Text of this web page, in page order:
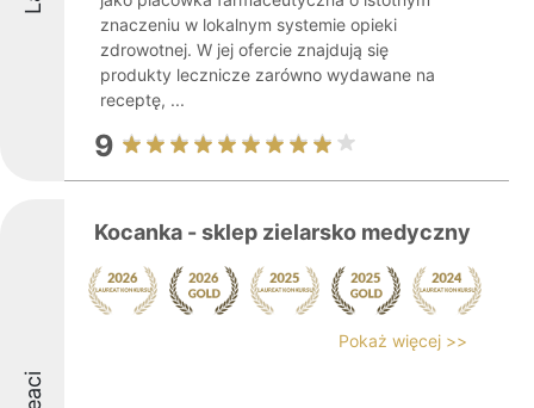
znaczeniu w lokalnym systemie opieki
zdrowotnej. W jej ofercie znajdują się
produkty lecznicze zarówno wydawane na
receptę, ...
9
Kocanka - sklep zielarsko medyczny
Pokaż więcej >>